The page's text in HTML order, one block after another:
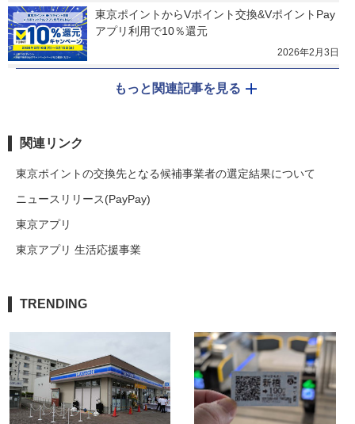
東京ポイントからVポイント交換&VポイントPay
アプリ利用で10％還元
2026年2月3日
もっと関連記事を見る
関連リンク
東京ポイントの交換先となる候補事業者の選定結果について
ニュースリリース(PayPay)
東京アプリ
東京アプリ 生活応援事業
TRENDING